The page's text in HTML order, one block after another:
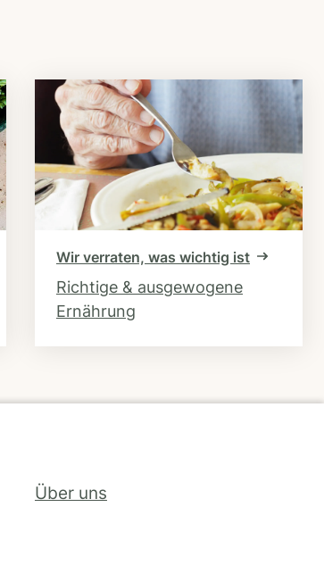
Wir verraten, was wichtig ist
Richtige & ausgewogene
Ernährung
Über uns